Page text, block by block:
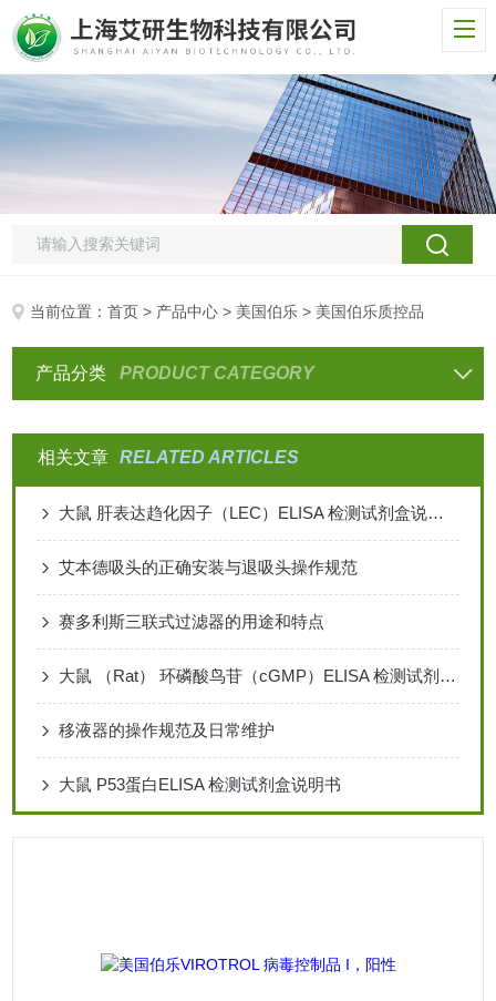
当前位置：首页 > 产品中心 > 美国伯乐 > 美国伯乐质控品
产品分类 PRODUCT CATEGORY
相关文章 RELATED ARTICLES
大鼠 肝表达趋化因子（LEC）ELISA 检测试剂盒说明书
艾本德吸头的正确安装与退吸头操作规范
赛多利斯三联式过滤器的用途和特点
大鼠 （Rat） 环磷酸鸟苷（cGMP）ELISA 检测试剂盒说明书
移液器的操作规范及日常维护
大鼠 P53蛋白ELISA 检测试剂盒说明书